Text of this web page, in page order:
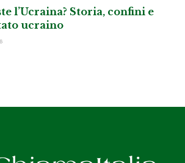
l’Ucraina? Storia, confini e
ucraino